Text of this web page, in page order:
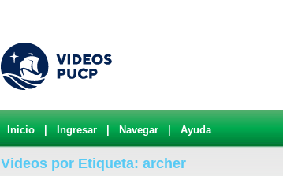
Inicio Ingresar Navegar Ayuda
Videos por Etiqueta: archer